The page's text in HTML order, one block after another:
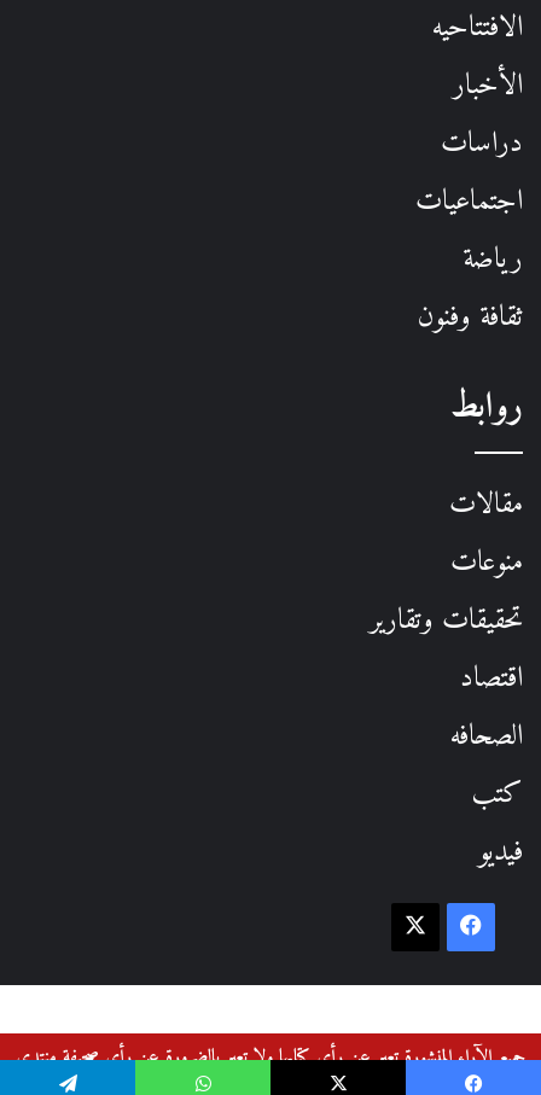
الافتتاحيه
الأخبار
دراسات
اجتماعيات
رياضة
ثقافة وفنون
روابط
مقالات
منوعات
تحقيقات وتقارير
اقتصاد
الصحافه
كتب
فيديو
فيسبوك
جميع الآراء المنشورة تعبر عن رأي كتابها ولا تعبر بالضرورة عن رأي صحيفة منتدى